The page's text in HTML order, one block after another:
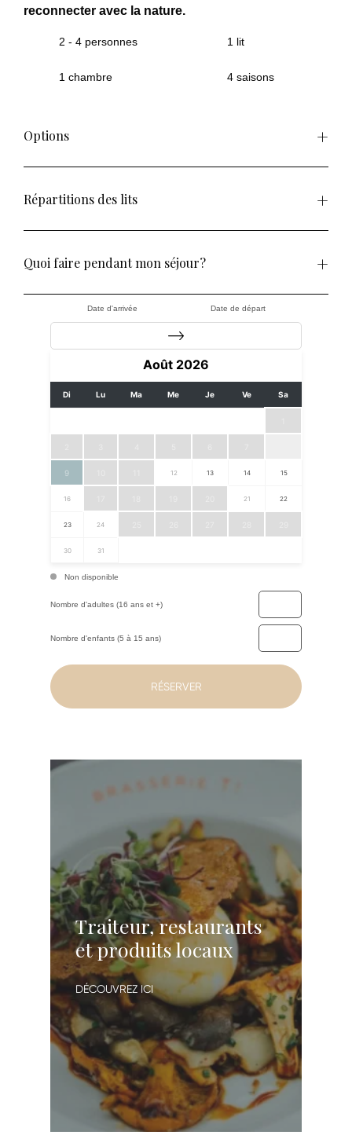
reconnecter avec la nature.
2 - 4 personnes
1 chambre
1 lit
4 saisons
Options
Répartitions des lits
Quoi faire pendant mon séjour?
Date d'arrivée Date de départ
Août 2026
Di Lu Ma Me Je Ve Sa
9 12 13 14 15
16 21 22
23 24
30 31
Non disponible
Nombre d'adultes (16 ans et +)
Nombre d'enfants (5 à 15 ans)
RÉSERVER
Traiteur, restaurants
et produits locaux
DÉCOUVREZ ICI